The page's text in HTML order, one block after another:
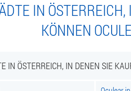
IN
KÖNNEN
IN ÖSTERREICH, IN DENEN SIE